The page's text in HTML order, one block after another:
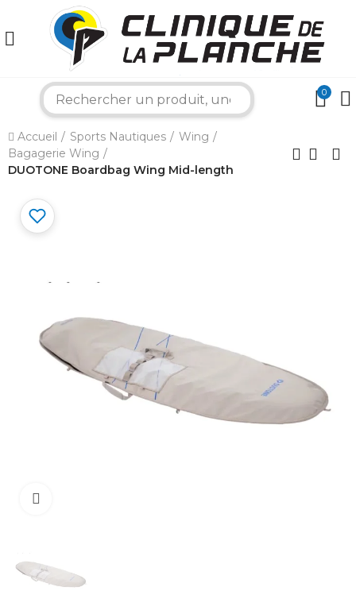
0
Accueil Sports Nautiques
Wing
Bagagerie Wing
DUOTONE Boardbag Wing Mid-length